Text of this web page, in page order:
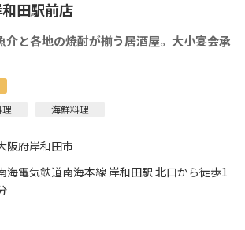
田駅前店
介と各地の焼酎が揃う居酒屋。大小宴会承
海鮮料理
阪府岸和田市
海電気鉄道南海本線 岸和田駅 北口から徒歩1